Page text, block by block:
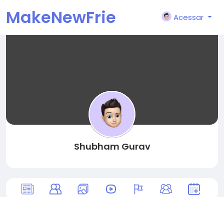
MakeNewFrie
Acessar
Shubham Gurav